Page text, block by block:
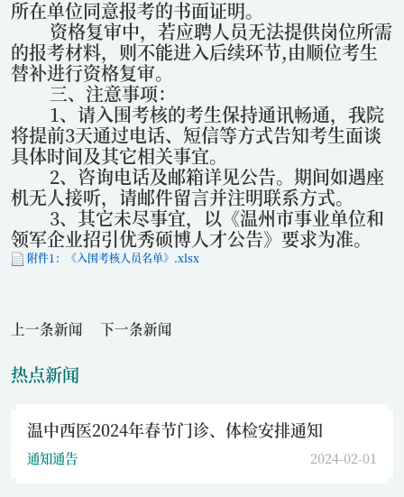
所在单位同意报考的书面证明。
资格复审中，若应聘人员无法提供岗位所需
的报考材料，则不能进入后续环节,由顺位考生
替补进行资格复审。
三、注意事项：
1、请入围考核的考生保持通讯畅通，我院
将提前3天通过电话、短信等方式告知考生面谈
具体时间及其它相关事宜。
2、咨询电话及邮箱详见公告。期间如遇座
机无人接听，请邮件留言并注明联系方式。
3、其它未尽事宜，以《温州市事业单位和
领军企业招引优秀硕博人才公告》要求为准。
附件1：《入围考核人员名单》.xlsx
上一条新闻 下一条新闻
热点新闻
温中西医2024年春节门诊、体检安排通知
通知通告 2024-02-01